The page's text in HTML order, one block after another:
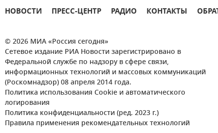
НОВОСТИ ПРЕСС-ЦЕНТР РАДИО КОНТАКТЫ
© 2026 МИА «Россия сегодня»
Сетевое издание РИА Новости зарегистрировано в
Федеральной службе по надзору в сфере связи,
информационных технологий и массовых коммуникаций
(Роскомнадзор) 08 апреля 2014 года.
Политика использования Cookie и автоматического
логирования
Политика конфиденциальности (ред. 2023 г.)
Правила применения рекомендательных технологий